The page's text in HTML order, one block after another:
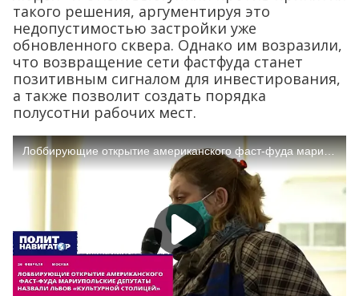
такого решения, аргументируя это
недопустимостью застройки уже
обновленного сквера. Однако им возразили,
что возвращение сети фастфуда станет
позитивным сигналом для инвестирования,
а также позволит создать порядка
полусотни рабочих мест.